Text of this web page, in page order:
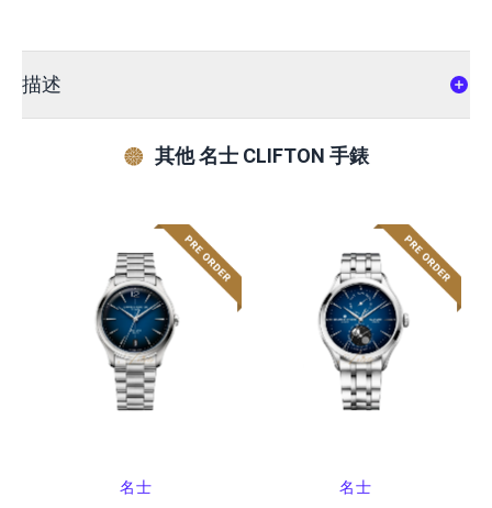
描述
其他 名士 CLIFTON 手錶
名士 名士